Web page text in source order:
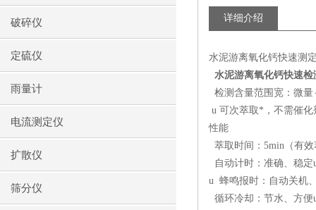
破碎仪
定硫仪
雨量计
电流测定仪
扩散仪
筛分仪
详细介绍
水泥游离氧化钙快速测
水泥游离氧化钙快速检
检测含量范围宽：微量
u 可次萃取*，不需催
性能
萃取时间：5min（有
自动计时：准确、稳定
u 蜂鸣报时：自动关机
循环冷却：节水、方便